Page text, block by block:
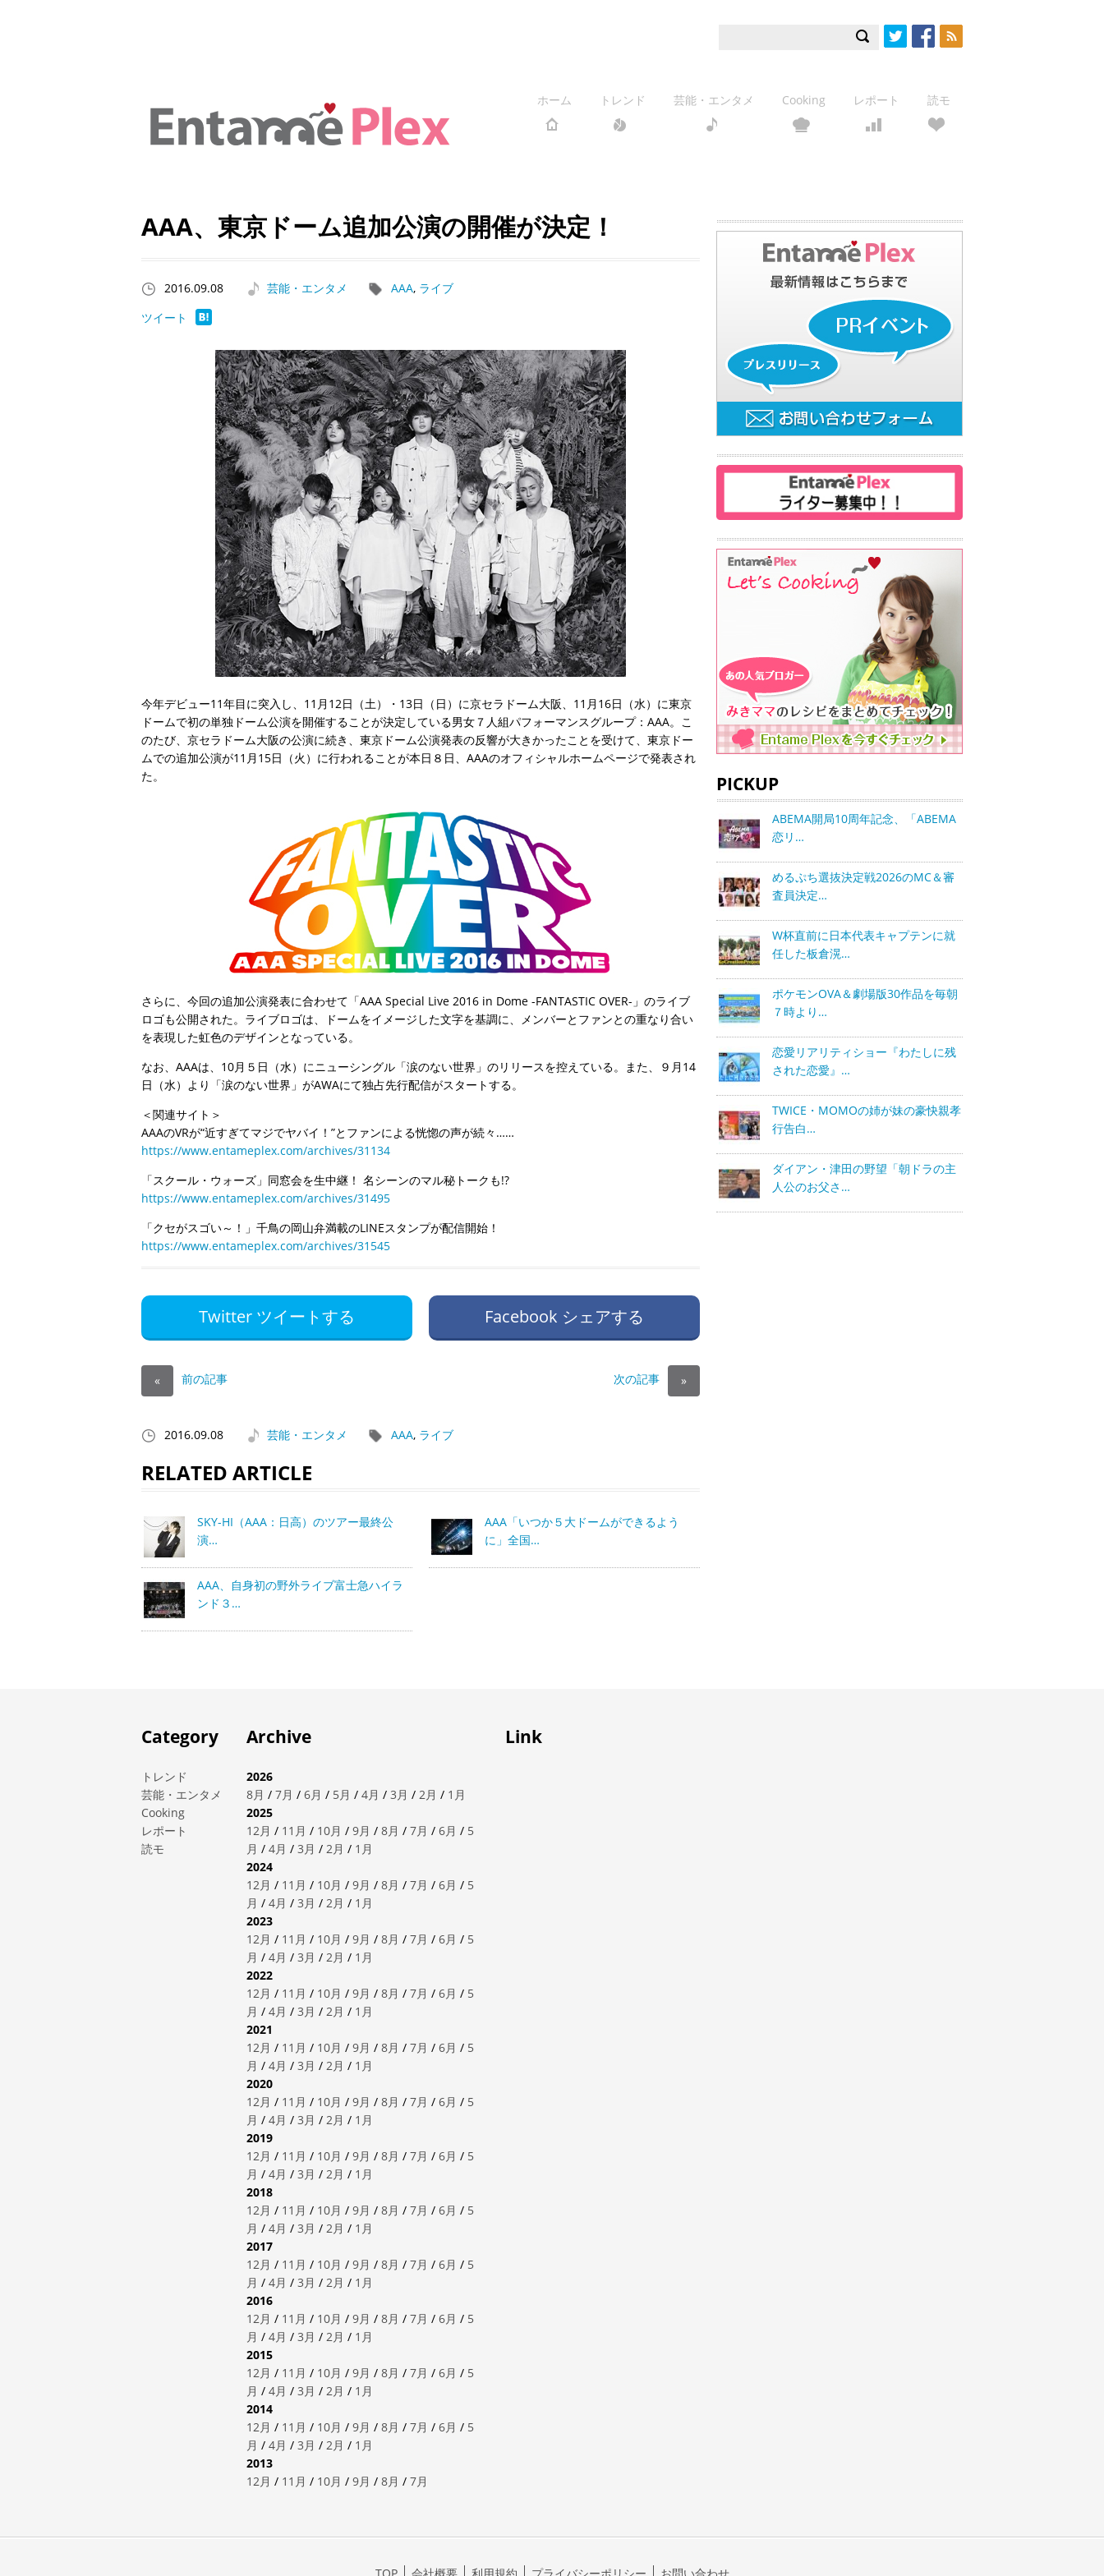
ホーム トレンド 芸能・エンタメ Cooking レポート 読モ
AAA、東京ドーム追加公演の開催が決定！
2016.09.08 芸能・エンタメ AAA, ライブ
ツイート
今年デビュー11年目に突入し、11月12日（土）・13日（日）に京セラドーム大阪、11月16日（水）に東京
ドームで初の単独ドーム公演を開催することが決定している男女７人組パフォーマンスグループ：AAA。こ
のたび、京セラドーム大阪の公演に続き、東京ドーム公演発表の反響が大きかったことを受けて、東京ドー
ムでの追加公演が11月15日（火）に行われることが本日８日、AAAのオフィシャルホームページで発表され
た。
さらに、今回の追加公演発表に合わせて「AAA Special Live 2016 in Dome -FANTASTIC OVER-」のライブ
ロゴも公開された。ライブロゴは、ドームをイメージした文字を基調に、メンバーとファンとの重なり合い
を表現した虹色のデザインとなっている。
なお、AAAは、10月５日（水）にニューシングル「涙のない世界」のリリースを控えている。また、９月14
日（水）より「涙のない世界」がAWAにて独占先行配信がスタートする。
＜関連サイト＞
AAAのVRが“近すぎてマジでヤバイ！”とファンによる恍惚の声が続々……
https://www.entameplex.com/archives/31134
「スクール・ウォーズ」同窓会を生中継！ 名シーンのマル秘トークも!?
https://www.entameplex.com/archives/31495
「クセがスゴい～！」千鳥の岡山弁満載のLINEスタンプが配信開始！
https://www.entameplex.com/archives/31545
Twitter ツイートする Facebook シェアする
« 前の記事 次の記事 »
2016.09.08 芸能・エンタメ AAA, ライブ
RELATED ARTICLE
SKY-HI（AAA：日高）のツアー最終公
演…
AAA「いつか５大ドームができるよう
に」全国…
AAA、自身初の野外ライブ富士急ハイラ
ンド３…
PICKUP
ABEMA開局10周年記念、「ABEMA
恋リ…
めるぷち選抜決定戦2026のMC＆審
査員決定…
W杯直前に日本代表キャプテンに就
任した板倉滉…
ポケモンOVA＆劇場版30作品を毎朝
７時より…
恋愛リアリティショー『わたしに残
された恋愛』…
TWICE・MOMOの姉が妹の豪快親孝
行告白…
ダイアン・津田の野望「朝ドラの主
人公のお父さ…
Category
トレンド
芸能・エンタメ
Cooking
レポート
読モ
Archive
2026
8月 / 7月 / 6月 / 5月 / 4月 / 3月 / 2月 / 1月
2025
12月 / 11月 / 10月 / 9月 / 8月 / 7月 / 6月 / 5
月 / 4月 / 3月 / 2月 / 1月
2024
12月 / 11月 / 10月 / 9月 / 8月 / 7月 / 6月 / 5
月 / 4月 / 3月 / 2月 / 1月
2023
12月 / 11月 / 10月 / 9月 / 8月 / 7月 / 6月 / 5
月 / 4月 / 3月 / 2月 / 1月
2022
12月 / 11月 / 10月 / 9月 / 8月 / 7月 / 6月 / 5
月 / 4月 / 3月 / 2月 / 1月
2021
12月 / 11月 / 10月 / 9月 / 8月 / 7月 / 6月 / 5
月 / 4月 / 3月 / 2月 / 1月
2020
12月 / 11月 / 10月 / 9月 / 8月 / 7月 / 6月 / 5
月 / 4月 / 3月 / 2月 / 1月
2019
12月 / 11月 / 10月 / 9月 / 8月 / 7月 / 6月 / 5
月 / 4月 / 3月 / 2月 / 1月
2018
12月 / 11月 / 10月 / 9月 / 8月 / 7月 / 6月 / 5
月 / 4月 / 3月 / 2月 / 1月
2017
12月 / 11月 / 10月 / 9月 / 8月 / 7月 / 6月 / 5
月 / 4月 / 3月 / 2月 / 1月
2016
12月 / 11月 / 10月 / 9月 / 8月 / 7月 / 6月 / 5
月 / 4月 / 3月 / 2月 / 1月
2015
12月 / 11月 / 10月 / 9月 / 8月 / 7月 / 6月 / 5
月 / 4月 / 3月 / 2月 / 1月
2014
12月 / 11月 / 10月 / 9月 / 8月 / 7月 / 6月 / 5
月 / 4月 / 3月 / 2月 / 1月
2013
12月 / 11月 / 10月 / 9月 / 8月 / 7月
Link